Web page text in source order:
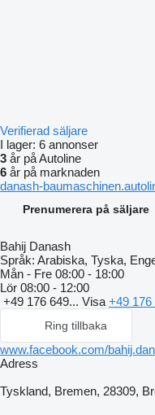
Verifierad säljare
I lager: 6 annonser
3 år på Autoline
6 år på marknaden
danash-
Prenumerera på säljare
Bahij Danash
Språk: Arabiska, Tyska,
Mån - Fre 08:00 - 18:00
Lör 08:00 - 12:00
+49 176 649... Visa +49 176
Ring tillbaka
www.facebook.com/
Adress
Tyskland, Bremen, 28309,